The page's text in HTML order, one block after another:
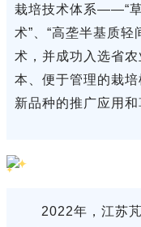
栽培技术体系——“
术”、“高垄半基质
术，并成功入选省
本、便于管理的栽
新品种的推广应用和
2022年，江苏